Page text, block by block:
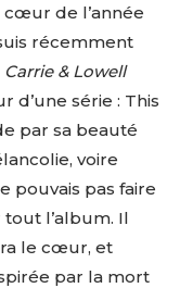
cœur de l’année
récemment
Carrie & Lowell
d’une série : This
par sa beauté
voire
pouvais pas faire
l’album. Il
le cœur, et
par la mort